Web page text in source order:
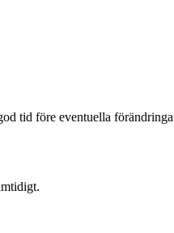
tid före eventuella